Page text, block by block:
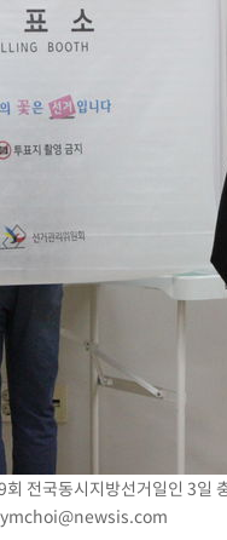
대로 비공식 데뷔전
티 상대로 비공식 데뷔전
15개조 평화안 '거부'
'…"세계적인 선수 되길"
안에 상륙 (1보)
티전 선발 대신 '벤치 시작'
민석 48.54%로 승리…정청래
46.01%로 승리…정청래
경북 김민석, 대구 정청래 승리
투표 김민석 47.37%·정청래
투표 정청래 47.82%·김민석
원 투표 김민석 승리…50.30%
대 의혹 심판 조사"
역전 우승…데뷔 10년 차에 첫
헤엄친 구렁이 '소동'
톨루카에 1-0 승리(종합)
전국동시지방선거일인 3일
ymchoi@newsis.com